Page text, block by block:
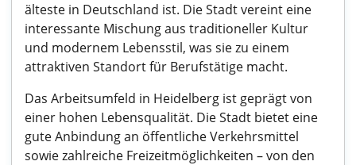
älteste in Deutschland ist. Die Stadt vereint eine
interessante Mischung aus traditioneller Kultur
und modernem Lebensstil, was sie zu einem
attraktiven Standort für Berufstätige macht.
Das Arbeitsumfeld in Heidelberg ist geprägt von
einer hohen Lebensqualität. Die Stadt bietet eine
gute Anbindung an öffentliche Verkehrsmittel
sowie zahlreiche Freizeitmöglichkeiten – von den